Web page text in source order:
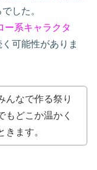
した。
ー系キャラクタ
く可能性がありま
んなで作る祭り
もどこか温かく
ます。